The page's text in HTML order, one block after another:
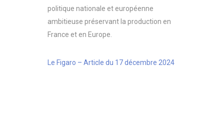
politique nationale et européenne
ambitieuse préservant la production en
France et en Europe.
Le Figaro – Article du 17 décembre 2024